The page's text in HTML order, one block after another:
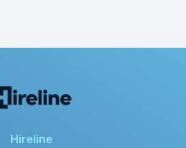
Hireline